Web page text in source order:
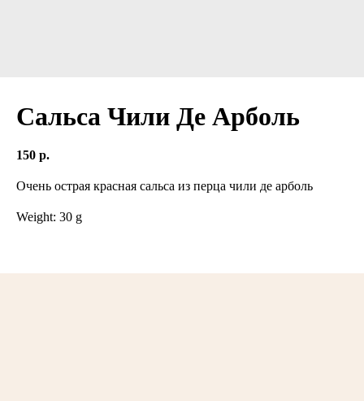
Сальса Чили Де Арболь
150 р.
Очень острая красная сальса из перца чили де арболь
Weight: 30 g